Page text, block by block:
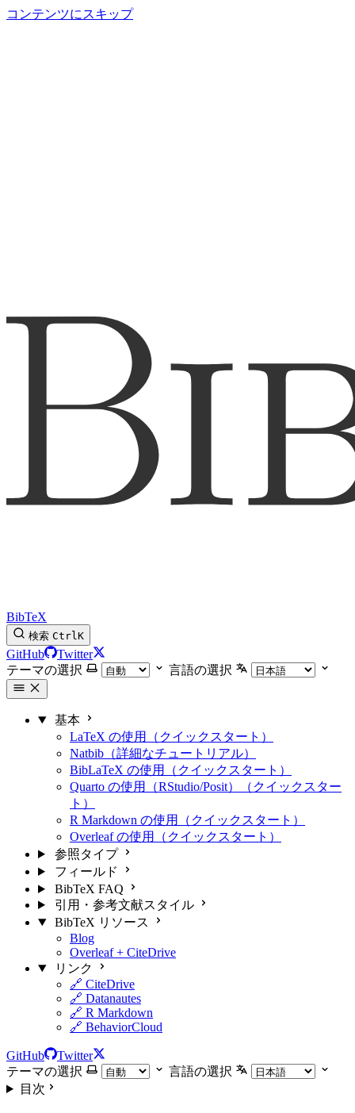
コンテンツにスキップ
BibTeX
検索 CtrlK
GitHub
Twitter
テーマの選択
言語の選択
基本
LaTeX の使用（クイックスタート）
Natbib（詳細なチュートリアル）
BibLaTeX の使用（クイックスタート）
Quarto の使用（RStudio/Posit）（クイックスター
ト）
R Markdown の使用（クイックスタート）
Overleaf の使用（クイックスタート）
参照タイプ
フィールド
BibTeX FAQ
引用・参考文献スタイル
BibTeX リソース
Blog
Overleaf + CiteDrive
リンク
🔗 CiteDrive
🔗 Datanautes
🔗 R Markdown
🔗 BehaviorCloud
GitHub
Twitter
テーマの選択
言語の選択
目次